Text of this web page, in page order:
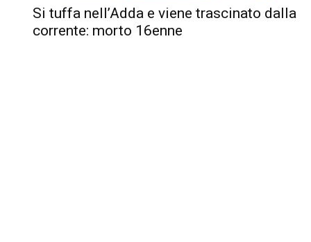
Si tuffa nell’Adda e viene trascinato dalla
corrente: morto 16enne